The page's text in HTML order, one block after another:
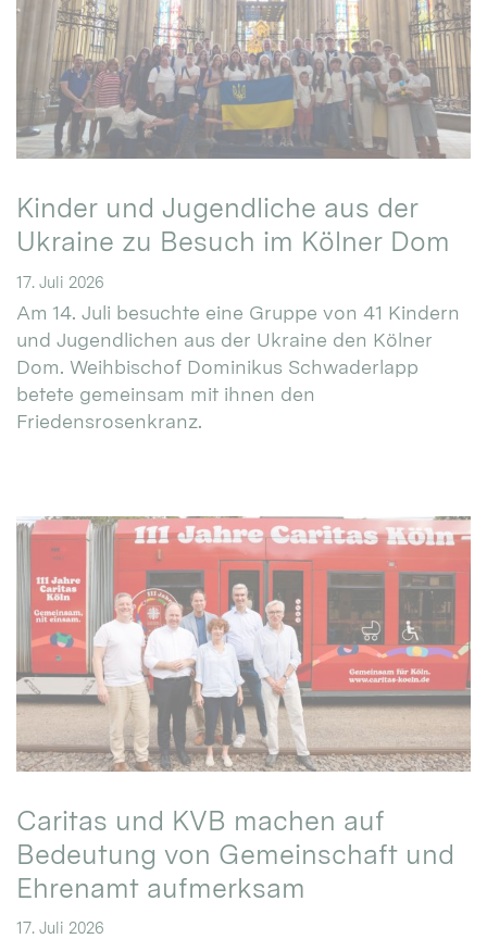
Kinder und Jugendliche aus der
Ukraine zu Besuch im Kölner Dom
17. Juli 2026
Am 14. Juli besuchte eine Gruppe von 41 Kindern
und Jugendlichen aus der Ukraine den Kölner
Dom. Weihbischof Dominikus Schwaderlapp
betete gemeinsam mit ihnen den
Friedensrosenkranz.
Caritas und KVB machen auf
Bedeutung von Gemeinschaft und
Ehrenamt aufmerksam
17. Juli 2026